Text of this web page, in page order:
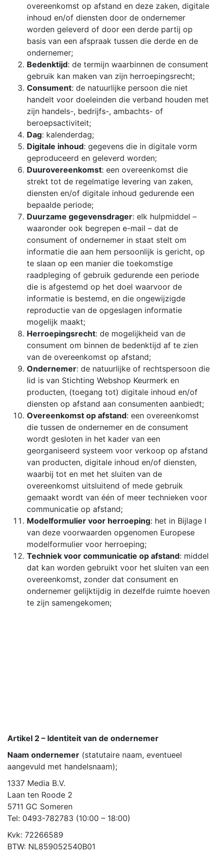
overeenkomst op afstand en deze zaken, digitale
inhoud en/of diensten door de ondernemer
worden geleverd of door een derde partij op
basis van een afspraak tussen die derde en de
ondernemer;
Bedenktijd: de termijn waarbinnen de consument
gebruik kan maken van zijn herroepingsrecht;
Consument: de natuurlijke persoon die niet
handelt voor doeleinden die verband houden met
zijn handels-, bedrijfs-, ambachts- of
beroepsactiviteit;
Dag: kalenderdag;
Digitale inhoud: gegevens die in digitale vorm
geproduceerd en geleverd worden;
Duurovereenkomst: een overeenkomst die
strekt tot de regelmatige levering van zaken,
diensten en/of digitale inhoud gedurende een
bepaalde periode;
Duurzame gegevensdrager: elk hulpmiddel –
waaronder ook begrepen e-mail – dat de
consument of ondernemer in staat stelt om
informatie die aan hem persoonlijk is gericht, op
te slaan op een manier die toekomstige
raadpleging of gebruik gedurende een periode
die is afgestemd op het doel waarvoor de
informatie is bestemd, en die ongewijzigde
reproductie van de opgeslagen informatie
mogelijk maakt;
Herroepingsrecht: de mogelijkheid van de
consument om binnen de bedenktijd af te zien
van de overeenkomst op afstand;
Ondernemer: de natuurlijke of rechtspersoon die
lid is van Stichting Webshop Keurmerk en
producten, (toegang tot) digitale inhoud en/of
diensten op afstand aan consumenten aanbiedt;
Overeenkomst op afstand: een overeenkomst
die tussen de ondernemer en de consument
wordt gesloten in het kader van een
georganiseerd systeem voor verkoop op afstand
van producten, digitale inhoud en/of diensten,
waarbij tot en met het sluiten van de
overeenkomst uitsluitend of mede gebruik
gemaakt wordt van één of meer technieken voor
communicatie op afstand;
Modelformulier voor herroeping: het in Bijlage I
van deze voorwaarden opgenomen Europese
modelformulier voor herroeping;
Techniek voor communicatie op afstand: middel
dat kan worden gebruikt voor het sluiten van een
overeenkomst, zonder dat consument en
ondernemer gelijktijdig in dezelfde ruimte hoeven
te zijn samengekomen;
Artikel 2 – Identiteit van de ondernemer
Naam ondernemer (statutaire naam, eventueel
aangevuld met handelsnaam);
1337 Media B.V.
Laan ten Roode 2
5711 GC Someren
Tel: 0493-782783 (10:00 – 18:00)
Kvk: 72266589
BTW: NL859052540B01